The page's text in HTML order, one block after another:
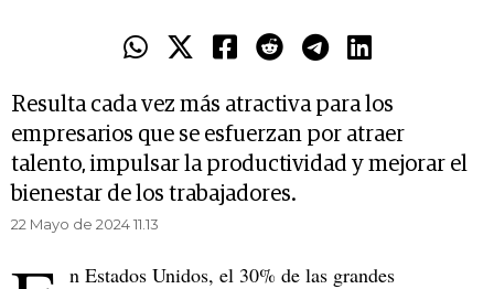
Resulta cada vez más atractiva para los
empresarios que se esfuerzan por atraer
talento, impulsar la productividad y mejorar el
bienestar de los trabajadores.
22 Mayo de 2024 11.13
n Estados Unidos, el 30% de las grandes